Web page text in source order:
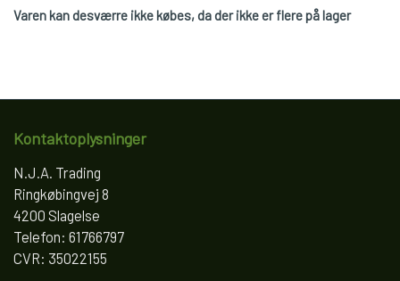
Varen kan desværre ikke købes, da der ikke er flere på lager
Kontaktoplysninger
N.J.A. Trading
Ringkøbingvej 8
4200 Slagelse
Telefon: 61766797
CVR: 35022155